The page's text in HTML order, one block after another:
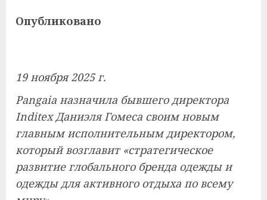
Опубликовано
19 ноября 2025 г.
Pangaia назначила бывшего директора
Inditex Даниэля Гомеса своим новым
главным исполнительным директором,
который возглавит «стратегическое
развитие глобального бренда одежды и
одежды для активного отдыха по всему